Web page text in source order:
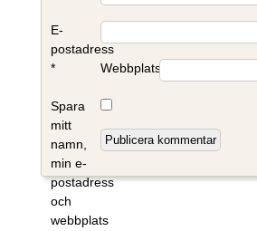
E-
postadress
*
Webbplats
Spara
mitt
namn,
min e-
postadress
och
webbplats